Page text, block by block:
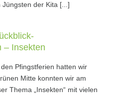
Jüngsten der Kita [...]
– Insekten
Pfingstferien hatten wir
Mitte konnten wir am
Thema „Insekten“ mit vielen